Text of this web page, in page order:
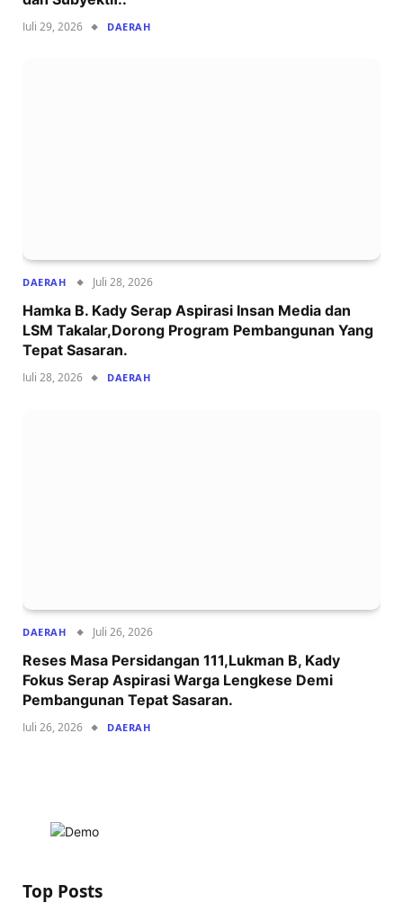
Juli 29, 2026 DAERAH
DAERAH Juli 28, 2026
Hamka B. Kady Serap Aspirasi Insan Media dan
LSM Takalar,Dorong Program Pembangunan Yang
Tepat Sasaran.
Juli 28, 2026 DAERAH
DAERAH Juli 26, 2026
Reses Masa Persidangan 111,Lukman B, Kady
Fokus Serap Aspirasi Warga Lengkese Demi
Pembangunan Tepat Sasaran.
Juli 26, 2026 DAERAH
Top Posts